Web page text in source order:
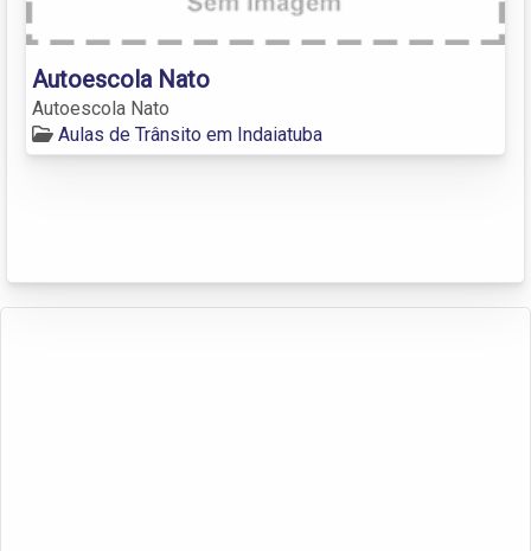
Autoescola Nato
Autoescola Nato
Aulas de Trânsito em Indaiatuba